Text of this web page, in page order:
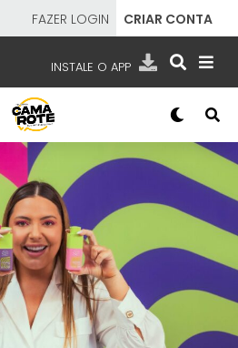
FAZER LOGIN CRIAR CONTA
INSTALE O APP
APP TV SBT
DE TELEVISÃO